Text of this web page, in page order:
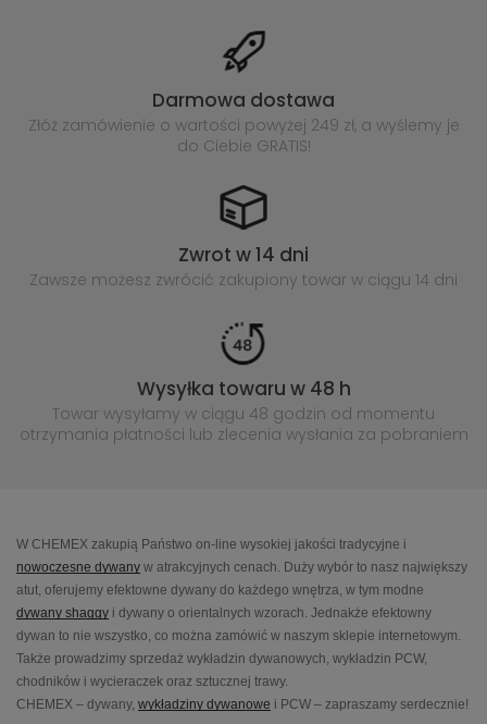
Darmowa dostawa
Złóż zamówienie o wartości powyżej 249 zł, a wyślemy je
do Ciebie GRATIS!
Zwrot w 14 dni
Zawsze możesz zwrócić zakupiony towar w ciągu 14 dni
Wysyłka towaru w 48 h
Towar wysyłamy w ciągu 48 godzin od momentu
otrzymania płatności lub zlecenia wysłania za pobraniem
W CHEMEX zakupią Państwo on-line wysokiej jakości tradycyjne i
nowoczesne dywany w atrakcyjnych cenach. Duży wybór to nasz największy
atut, oferujemy efektowne dywany do każdego wnętrza, w tym modne
dywany shaggy i dywany o orientalnych wzorach. Jednakże efektowny
dywan to nie wszystko, co można zamówić w naszym sklepie internetowym.
Także prowadzimy sprzedaż wykładzin dywanowych, wykładzin PCW,
chodników i wycieraczek oraz sztucznej trawy.
CHEMEX – dywany, wykładziny dywanowe i PCW – zapraszamy serdecznie!